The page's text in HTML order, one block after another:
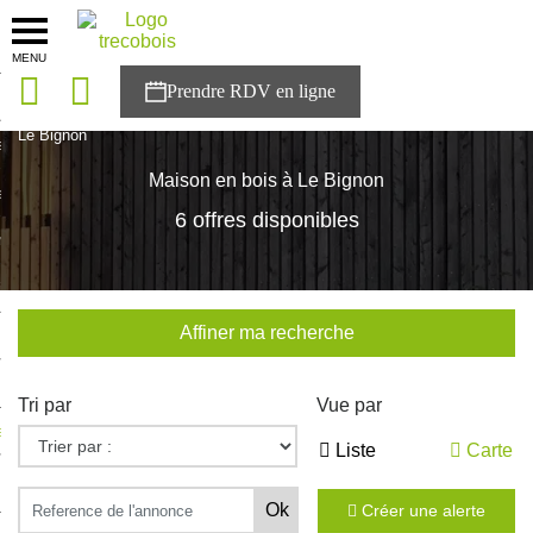
MENU
solutions
Trecobois
à NESTOR
Le Bignon
Maison en bois à Le Bignon
6 offres disponibles
Affiner ma recherche
Tri par Vue par
Liste Carte
Créer une alerte